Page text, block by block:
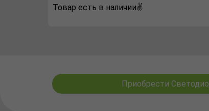
Товар есть в наличии✌️
Приобрести